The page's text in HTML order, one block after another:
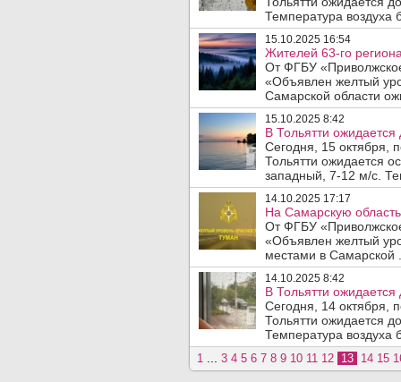
Температура воздуха
15.10.2025 16:54
Жителей 63-го
От ФГБУ
«Объявлен желтый
Самарской области
15.10.2025 8:42
В Тольятти ожидается
Сегодня, 15 октября,
Тольятти ожидается
западный, 7-12 м/с.
14.10.2025 17:17
На Самарскую область
От ФГБУ
«Объявлен желтый
местами в Самарской
14.10.2025 8:42
В Тольятти ожидается
Сегодня, 14 октября,
Тольятти ожидается
Температура воздуха
1 3 4 5 6 7 8 9 10 11 12 13 14 15